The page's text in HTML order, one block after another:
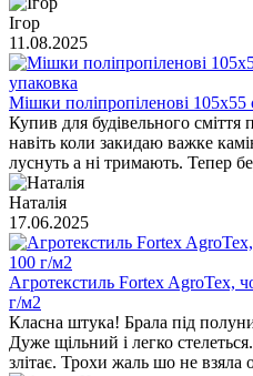
Ігор
11.08.2025
Мішки поліпропіленові
Купив для будівельного сміття
навіть коли закидаю важке
луснуть а ні тримають. Тепер
Наталія
17.06.2025
Агротекстиль Fortex AgroTex,
г/м2
Класна штука! Брала під
Дуже щільний і легко
злітає. Трохи жаль шо не взяла